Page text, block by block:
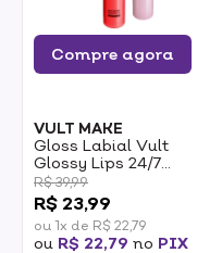
Compre agora
VULT MAKE
Gloss Labial Vult
Glossy Lips 24/7
Vermelho Ruby 5,2ml
R$ 39,99
R$ 23,99
ou 1x de R$ 22,79
ou R$ 22,79 no PIX